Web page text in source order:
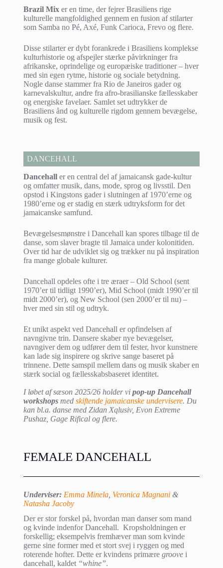
Brazil Mixer en time, der fejrer Brasiliens rige
kulturelle mangfoldighed gennem en fusion af stilarter
som Samba no Pé, Axé, Funk Carioca, Frevo og flere.
Disse stilarter er dybt forankrede i Brasiliens komplekse
kulturhistorie og afspejler stærke påvirkninger fra
afrikanske, oprindelige og europæiske traditioner – hver
med sin egen rytme, historie og sociale betydning.
Nogle danse stammer fra Rio de Janeiros gader og
karnevalskultur, andre fra afro-brasilianske fællesskaber
og energiske favelaer. Samlet set udtrykker de
Brasiliens ånd og kulturelle rigdom gennem bevægelse,
musik og fest.
DANCEHALL
Dancehaller en central del af jamaicansk gade-kultur
og omfatter musik, dans, mode, sprog og livsstil. Den
opstod i Kingstons gader i slutningen af 1970’erne og
1980’erne og er stadig en stærk udtryksform for det
jamaicanske samfund.
Bevægelsesmønstre i Dancehall kan spores tilbage til de
danse, som slaver bragte til Jamaica under kolonitiden.
Over tid har de udviklet sig og trækker nu på inspiration
fra mange globale kulturer.
Dancehall opdeles ofte i tre æraer – Old School (sent
1970’er til tidligt 1990’er), Mid School (midt 1990’er til
midt 2000’er), og New School (sen 2000’er til nu) –
hver med sin stil og udtryk.
Et unikt aspekt ved Dancehall er opfindelsen af
navngivne trin. Dansere skaber nye bevægelser,
navngiver dem og udfører dem til fester, hvor kunstnere
kan lade sig inspirere og skrive sange baseret på
trinnene. Dette samspil mellem dans og musik skaber en
stærk social og fællesskabsbaseret identitet.
I løbet af sæson 2025/26 holder vi pop-up Dancehall
workshopsmed skiftende jamaicanske undervisere. Du
kan bl.a. danse med Zidan Xqlusiv, Evon Extreme
Pushaz, Gage Rifical og flere.
FEMALE DANCEHALL
Underviser: Emma Minela, Veronica Magnani&
Natasha Jacoby
Der er stor forskel på, hvordan man danser som mand
og kvinde indenfor Dancehall. Kropsholdningen er
forskellig; eksempelvis fremhæver man som kvinde
gerne sine former med et stort svej i ryggen og med
roterende hofter. Dette er kvindens primære groovei
dancehall, kaldet “whine”.